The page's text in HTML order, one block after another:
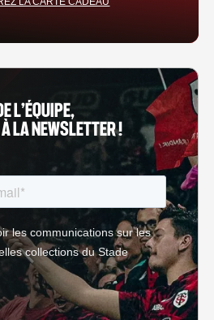
L’ÉQUIPE,
LA NEWSLETTER !